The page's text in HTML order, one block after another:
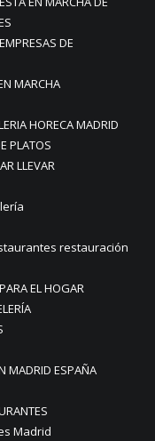
DE
MARCHA
HORECA MADRID
PLATOS
LLEVAR
restauración
EL HOGAR
MADRID ESPAÑA
Madrid